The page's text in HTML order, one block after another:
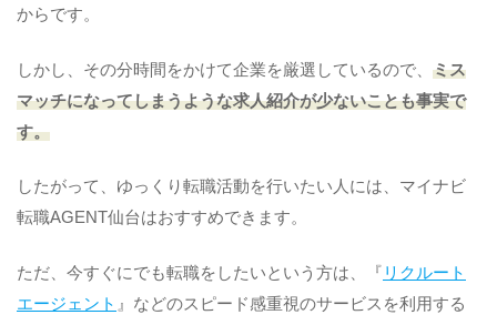
からです。
しかし、その分時間をかけて企業を厳選しているので、 ミス
マッチになってしまうような求人紹介が少ないことも事実で
す。
したがって、ゆっくり転職活動を行いたい人には、マイナビ
転職AGENT仙台はおすすめできます。
ただ、今すぐにでも転職をしたいという方は、『 リクルート
エージェント 』などのスピード感重視のサービスを利用する